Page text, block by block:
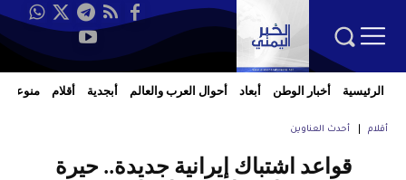
الرئيسية أخبار الوطن أبعاد أحوال العرب والعالم أبجدية أقلام منوعات
أقلام أحدث العناوين
قواعد اشتباك إيرانية جديدة.. حيرة